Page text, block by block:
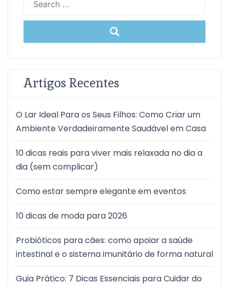
Artigos Recentes
O Lar Ideal Para os Seus Filhos: Como Criar um
Ambiente Verdadeiramente Saudável em Casa
10 dicas reais para viver mais relaxada no dia a
dia (sem complicar)
Como estar sempre elegante em eventos
10 dicas de moda para 2026
Probióticos para cães: como apoiar a saúde
intestinal e o sistema imunitário de forma natural
Guia Prático: 7 Dicas Essenciais para Cuidar do